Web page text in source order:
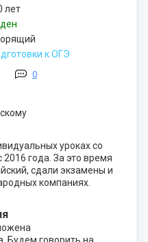
лет
к ОГЭ
0
уроках со
года. За это время
сдали экзамены и
компаниях.